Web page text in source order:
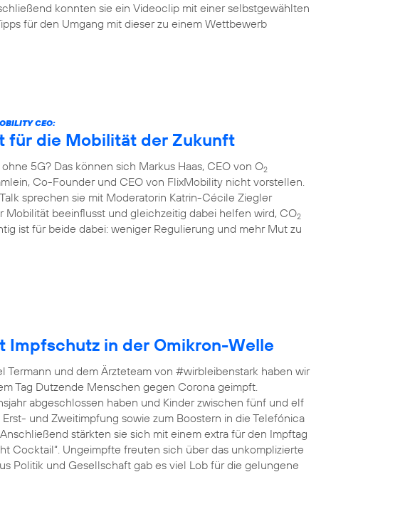
konnten sie ein Videoclip mit einer selbstgewählten
für den Umgang mit dieser zu einem Wettbewerb
CEO:
für die Mobilität der Zukunft
5G? Das können sich Markus Haas, CEO von O2
Co-Founder und CEO von FlixMobility nicht vorstellen.
sprechen sie mit Moderatorin Katrin-Cécile Ziegler
Mobilität beeinflusst und gleichzeitig dabei helfen wird, CO2
ist für beide dabei: weniger Regulierung und mehr Mut zu
Impfschutz in der Omikron-Welle
Termann und dem Ärzteteam von #wirbleibenstark haben wir
Tag Dutzende Menschen gegen Corona geimpft.
abgeschlossen haben und Kinder zwischen fünf und elf
und Zweitimpfung sowie zum Boostern in die Telefónica
stärkten sie sich mit einem extra für den Impftag
Cocktail“. Ungeimpfte freuten sich über das unkomplizierte
Politik und Gesellschaft gab es viel Lob für die gelungene